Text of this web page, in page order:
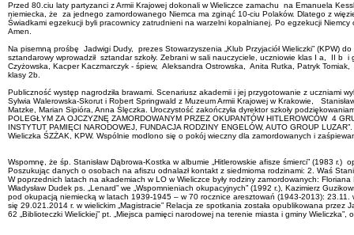
Przed 80.ciu laty partyzanci z Armii Krajowej dokonali w Wieliczce zamachu na Emanuela
niemiecka, że za jednego zamordowanego Niemca ma zginąć 10-ciu Polaków. Dlatego z
Świadkami egzekucji byli pracownicy zatrudnieni na warzelni kopalnianej. Po egzekucji
Amen.
Na pisemną prośbę Jadwigi Dudy, prezes Stowarzyszenia „Klub Przyjaciół Wieliczki” (KPW)
sztandarowy wprowadził sztandar szkoły. Zebrani w sali nauczyciele, uczniowie klas I a, II b
Czyżowska, Kacper Kaczmarczyk - śpiew, Aleksandra Ostrowska, Anita Rutka, Patryk
klasy 2b.
Publiczność występ nagrodziła brawami. Scenariusz akademii i jej przygotowanie z uczniami
Sylwia Walerowska-Skorut i Robert Springwald z Muzeum Armii Krajowej w Krakowie,
Matzke, Marian Sipióra, Anna Ślęczka. Uroczystość zakończyła dyrektor szkoły
POLEGŁYM ZA OJCZYZNĘ ZAMORDOWANYM PRZEZ OKUPANTÓW HITLEROWCÓW 4
INSTYTUT PAMIĘCI NARODOWEJ, FUNDACJA RODZINY ENGELÓW, AUTO GROUP
Wieliczka ŚZŻAK, KPW. Wspólnie modlono się o pokój wieczny dla zamordowanych i
Wspomnę, że śp. Stanisław Dąbrowa-Kostka w albumie „Hitlerowskie afisze śmierci” (1983
Poszukując danych o osobach na afiszu odnalazł kontakt z siedmioma rodzinami: 2. Waś
W poprzednich latach na akademiach w LO w Wieliczce były rodziny zamordowanych:
Władysław Dudek ps. „Lenard” we „Wspomnieniach okupacyjnych” (1992 r.), Kazimierz
pod okupacją niemiecką w latach 1939-1945 – w 70 rocznice aresztowań (1943-2013): 23.11.
się 29.021.2014 r. w wielickim „Magistracie” Relacja ze spotkania została opublikowana
62 „Biblioteczki Wielickiej” pt. „Miejsca pamięci narodowej na terenie miasta i gminy